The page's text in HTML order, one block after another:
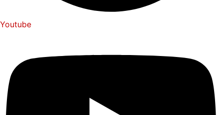
Youtube